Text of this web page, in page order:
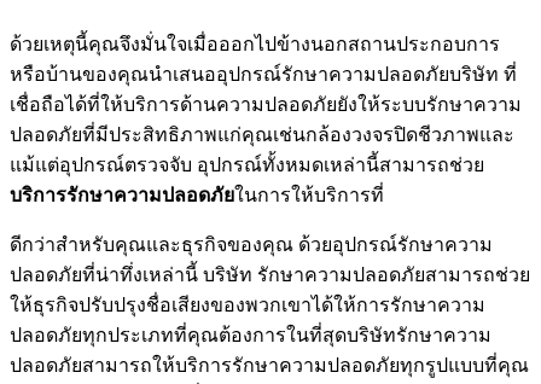
ด้วยเหตุนี้คุณจึงมั่นใจเมื่อออกไปข้างนอกสถานประกอบการ
หรือบ้านของคุณนำเสนออุปกรณ์รักษาความปลอดภัยบริษัท ที่
เชื่อถือได้ที่ให้บริการด้านความปลอดภัยยังให้ระบบรักษาความ
ปลอดภัยที่มีประสิทธิภาพแก่คุณเช่นกล้องวงจรปิดชีวภาพและ
แม้แต่อุปกรณ์ตรวจจับ อุปกรณ์ทั้งหมดเหล่านี้สามารถช่วย
บริการรักษาความปลอดภัยในการให้บริการที่
ดีกว่าสำหรับคุณและธุรกิจของคุณ ด้วยอุปกรณ์รักษาความ
ปลอดภัยที่น่าทึ่งเหล่านี้ บริษัท รักษาความปลอดภัยสามารถช่วย
ให้ธุรกิจปรับปรุงชื่อเสียงของพวกเขาได้ให้การรักษาความ
ปลอดภัยทุกประเภทที่คุณต้องการในที่สุดบริษัทรักษาความ
ปลอดภัยสามารถให้บริการรักษาความปลอดภัยทุกรูปแบบที่คุณ